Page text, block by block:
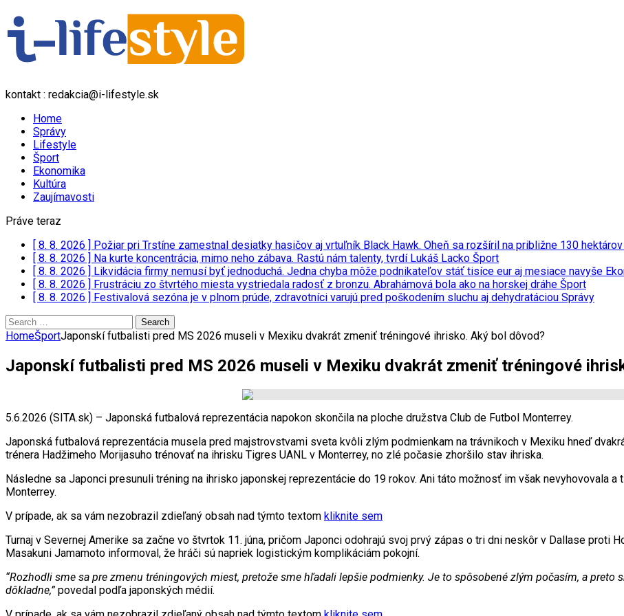
kontakt : redakcia@i-lifestyle.sk
Home
Správy
Lifestyle
Šport
Ekonomika
Kultúra
Zaujímavosti
Práve teraz
[ 8. 8. 2026 ] Požiar pri Trstíne zamestnal desiatky hasičov aj vrtuľník Black Hawk. Oheň sa rozšíril na približne 130 hektárov
[ 8. 8. 2026 ] Na kurte koncentrácia, mimo neho zábava. Rastú nám talenty, tvrdí Lukáš Lacko Šport
[ 8. 8. 2026 ] Likvidácia firmy nemusí byť jednoduchá. Jedna chyba môže podnikateľov stáť tisíce eur aj mesiace navyše
[ 8. 8. 2026 ] Frustráciu zo štvrtého miesta vystriedala radosť z bronzu. Abrahámová bola ako na horskej dráhe Šport
[ 8. 8. 2026 ] Festivalová sezóna je v plnom prúde, zdravotníci varujú pred poškodením sluchu aj dehydratáciou Správy
Search
for:
HomeŠportJaponskí futbalisti pred MS 2026 museli v Mexiku dvakrát zmeniť tréningové ihrisko. Aký bol dôvod?
Japonskí futbalisti pred MS 2026 museli v Mexiku dvakrát zmeniť tréningové
5.6.2026 (SITA.sk) – Japonská futbalová reprezentácia napokon skončila na ploche družstva Club de Futbol Monterrey.
Japonská futbalová reprezentácia musela pred majstrovstvami sveta kvôli zlým podmienkam na trávnikoch v Mexiku hneď
trénera Hadžimeho Morijasuho trénovať na ihrisku Tigres UANL v Monterrey, no zlé počasie zhoršilo stav ihriska.
Následne sa Japonci presunuli tréning na ihrisko japonskej reprezentácie do 19 rokov. Ani táto možnosť im však nevyhovovala
Monterrey.
V prípade, ak sa vám nezobrazil zdieľaný obsah nad týmto textom kliknite sem
Turnaj v Severnej Amerike sa začne vo štvrtok 11. júna, pričom Japonci odohrajú svoj prvý zápas o tri dni neskôr v Dallase proti
Masakuni Jamamoto informoval, že hráči sú napriek logistickým komplikáciám pokojní.
“Rozhodli sme sa pre zmenu tréningových miest, pretože sme hľadali lepšie podmienky. Je to spôsobené zlým počasím, a
dôkladne,”povedal podľa japonských médií.